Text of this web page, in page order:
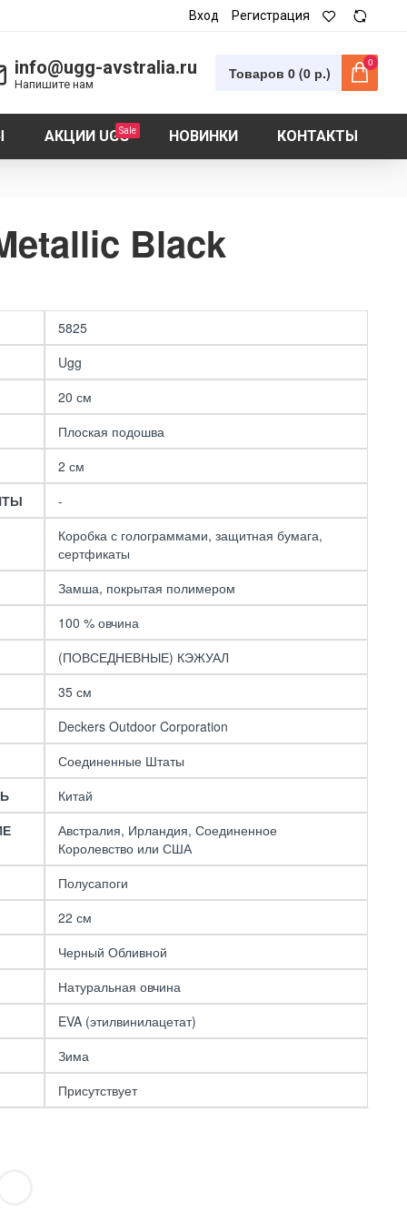
Вход Регистрация
info@ugg-avstralia.ru
Напишите нам
Товаров 0 (0 р.)
0
АКЦИИ UGGSale НОВИНКИ КОНТАКТЫ
Black
UGG Bailey ZIP Mini
Black
11490 р. 21490 р.
5825
Ugg
20 см
Плоская подошва
2 см
-
Коробка с голограммами, защитная бумага,
сертфикаты
Замша, покрытая полимером
100 % овчина
(ПОВСЕДНЕВНЫЕ) КЭЖУАЛ
35 см
Deckers Outdoor Corporation
Соединенные Штаты
Китай
Австралия, Ирландия, Соединенное
Королевство или США
Полусапоги
22 см
Черный Обливной
Натуральная овчина
EVA (этилвинилацетат)
Зима
Присутствует